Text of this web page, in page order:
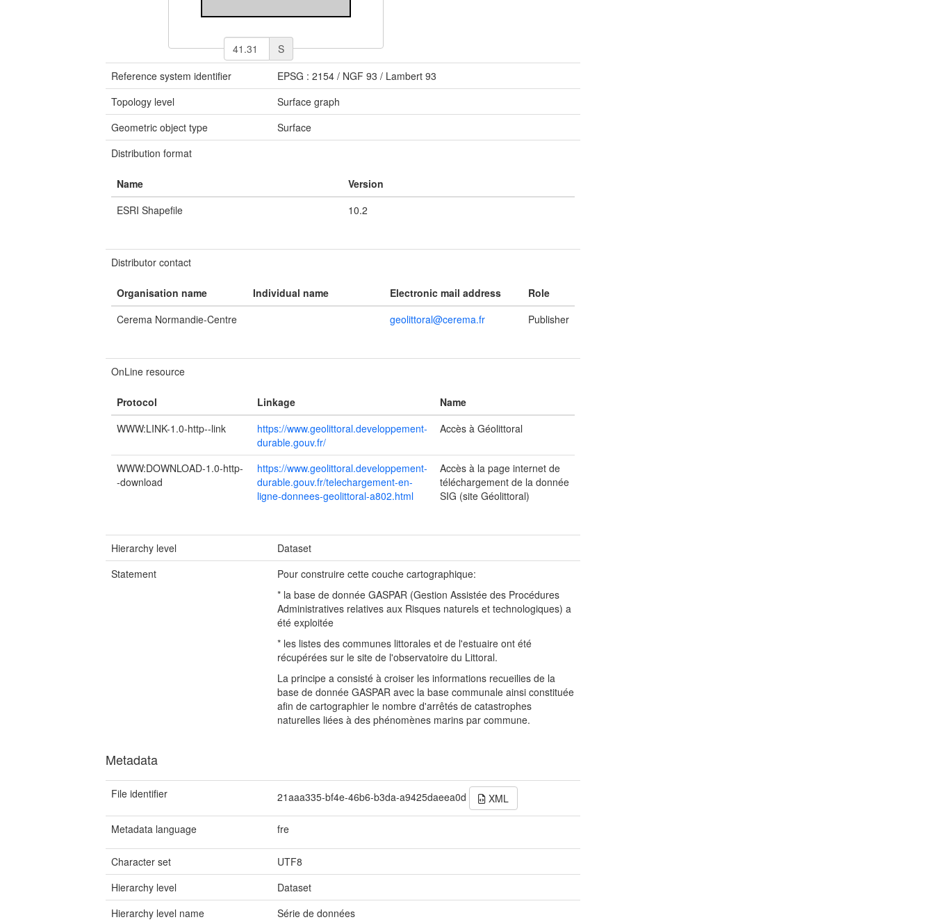
S
Reference system identifier EPSG : 2154/ NGF 93 / Lambert 93
Topology level
Surface graph
Geometric object type
Surface
Distribution format
Name
Version
ESRI Shapefile
10.2
Distributor contact
Organisation name Individual name Electronic mail address
Role
Cerema Normandie-Centre
geolittoral@cerema.fr Publisher
OnLine resource
Protocol Linkage
Name
WWW:LINK-1.0-http--link
https://www.geolittoral.developpement-
durable.gouv.fr/
Accès à Géolittoral
WWW:DOWNLOAD-1.0-http-
-download
https://www.geolittoral.developpement-
durable.gouv.fr/telechargement-en-
ligne-donnees-geolittoral-a802.html
Accès à la page internet de
téléchargement de la donnée
SIG (site Géolittoral)
Hierarchy level
Dataset
Statement
Pour construire cette couche cartographique:
* la base de donnée GASPAR (Gestion Assistée des Procédures
Administratives relatives aux Risques naturels et technologiques) a
été exploitée
* les listes des communes littorales et de l'estuaire ont été
récupérées sur le site de l'observatoire du Littoral.
La principe a consisté à croiser les informations recueilies de la
base de donnée GASPAR avec la base communale ainsi constituée
afin de cartographier le nombre d'arrêtés de catastrophes
naturelles liées à des phénomènes marins par commune.
Metadata
File identifier 21aaa335-bf4e-46b6-b3da-a9425daeea0d XML
Metadata language fre
Character set
UTF8
Hierarchy level
Dataset
Hierarchy level name
Série de données